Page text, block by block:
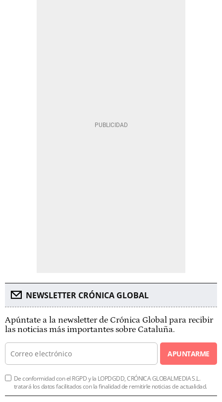
NEWSLETTER CRÓNICA GLOBAL
Apúntate a la newsletter de Crónica Global para recibir
las noticias más importantes sobre Cataluña.
APUNTARME
De conformidad con el RGPD y la LOPDGDD, CRÓNICA GLOBALMEDIA S.L.
tratará los datos facilitados con la finalidad de remitirle noticias de actualidad.